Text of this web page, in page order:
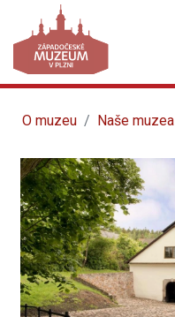
O muzeu Naše muzea